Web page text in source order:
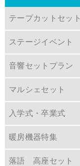
テープカットセット
ステージイベント
音響セットプラン
マルシェセット
入学式・卒業式
暖房機器特集
落語 高座セット